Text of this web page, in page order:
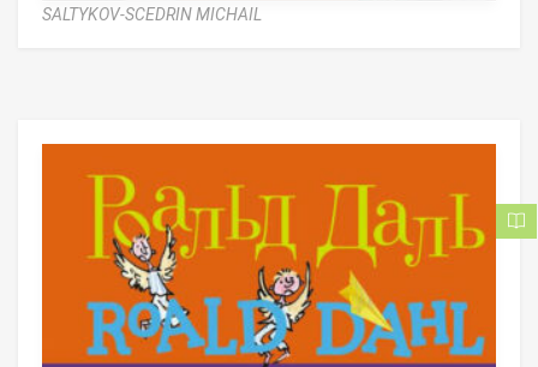
SALTYKOV-SCEDRIN MICHAIL